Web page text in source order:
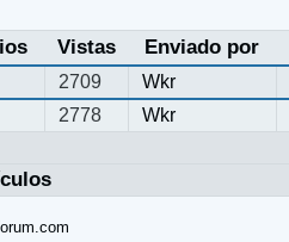
Vistas Enviado por
2709 Wkr
2778 Wkr